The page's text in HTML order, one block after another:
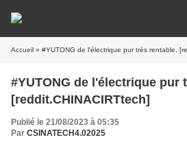
Accueil » #YUTONG de l'électrique pur très rentable.
#YUTONG de l'électrique pur
[reddit.CHINACIRTtech]
Publié le 21/08/2023 à 05:35
Par CSINATECH4.02025